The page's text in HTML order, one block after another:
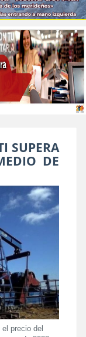
SUPERA
DE
precio del